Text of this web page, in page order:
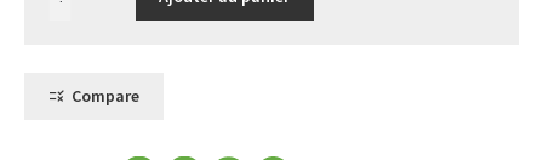
alimentaire
Compare